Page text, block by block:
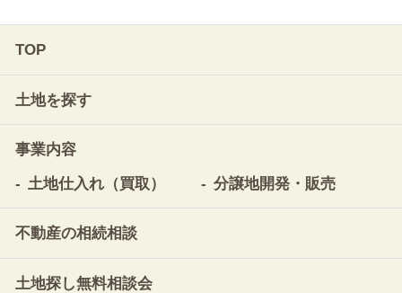
TOP
土地を探す
事業内容
土地仕入れ（買取）
分譲地開発・販売
不動産の相続相談
土地探し無料相談会